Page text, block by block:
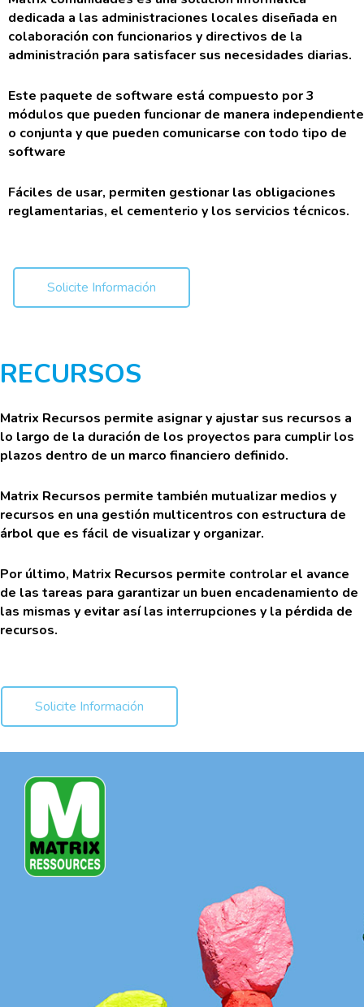
dedicada a las administraciones locales diseñada en
colaboración con funcionarios y directivos de la
administración para satisfacer sus necesidades diarias.
Este paquete de software está compuesto por 3
módulos que pueden funcionar de manera independiente
o conjunta y que pueden comunicarse con todo tipo de
software
Fáciles de usar, permiten gestionar las obligaciones
reglamentarias, el cementerio y los servicios técnicos.
Solicite Información
RECURSOS
Matrix Recursos permite asignar y ajustar sus recursos a
lo largo de la duración de los proyectos para cumplir los
plazos dentro de un marco financiero definido.
Matrix Recursos permite también mutualizar medios y
recursos en una gestión multicentros con estructura de
árbol que es fácil de visualizar y organizar.
Por último, Matrix Recursos permite controlar el avance
de las tareas para garantizar un buen encadenamiento de
las mismas y evitar así las interrupciones y la pérdida de
recursos.
Solicite Información
CONTACTO
CLIENTES